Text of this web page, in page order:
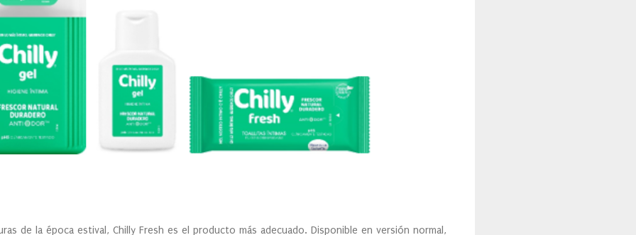
de la época estival, Chilly Fresh es el producto más adecuado. Disponible en versión normal,